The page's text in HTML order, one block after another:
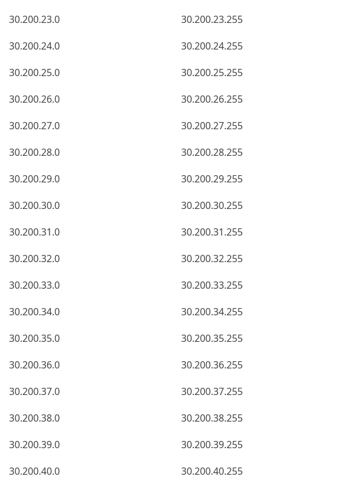
30.200.23.0 30.200.23.255
30.200.24.0 30.200.24.255
30.200.25.0 30.200.25.255
30.200.26.0 30.200.26.255
30.200.27.0 30.200.27.255
30.200.28.0 30.200.28.255
30.200.29.0 30.200.29.255
30.200.30.0 30.200.30.255
30.200.31.0 30.200.31.255
30.200.32.0 30.200.32.255
30.200.33.0 30.200.33.255
30.200.34.0 30.200.34.255
30.200.35.0 30.200.35.255
30.200.36.0 30.200.36.255
30.200.37.0 30.200.37.255
30.200.38.0 30.200.38.255
30.200.39.0 30.200.39.255
30.200.40.0 30.200.40.255